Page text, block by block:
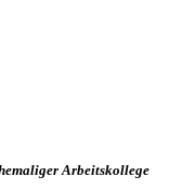
Arbeitskollege